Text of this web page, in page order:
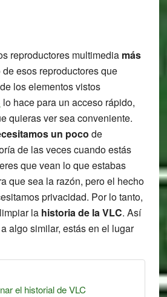
reproductores multimedia más
esos reproductores que
los elementos vistos
lo hace para un acceso rápido,
quieras ver sea conveniente.
un poco de
de las veces cuando estás
que vean lo que estabas
que sea la razón, pero el hecho
privacidad. Por lo tanto,
la historia de la VLC. Así
algo similar, estás en el lugar
el historial de VLC